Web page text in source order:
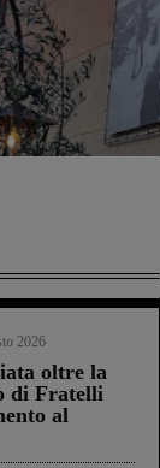
2026
oltre la
di Fratelli
al